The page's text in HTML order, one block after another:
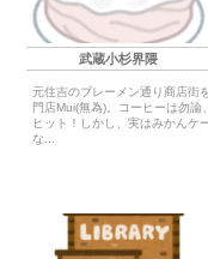
武蔵小杉界隈
元住吉のブレーメン通り商店街
門店Mui(無為)。コーヒーは勿
ヒット！しかし、実はみかんケ
な...